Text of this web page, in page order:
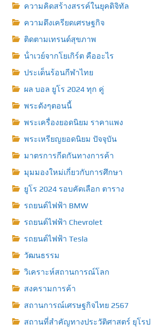
ความคิดสร้างสรรค์ในยุคดิจิทัล
ความตึงเครียดเศรษฐกิจ
ติดตามเทรนด์สุขภาพ
น้ําเวย์จากโยเกิร์ต คืออะไร
ประเด็นร้อนกีฬาไทย
ผล บอล ยูโร 2024 ทุก คู่
พระดังๆตอนนี้
พระเครื่องยอดนิยม ราคาแพง
พระเหรียญยอดนิยม ปัจจุบัน
มาตรการกีดกันทางการค้า
มุมมองใหม่เกี่ยวกับการศึกษา
ยูโร 2024 รอบคัดเลือก ตาราง
รถยนต์ไฟฟ้า BMW
รถยนต์ไฟฟ้า Chevrolet
รถยนต์ไฟฟ้า Tesla
วัฒนธรรม
วิเคราะห์สถานการณ์โลก
สงครามการค้า
สถานการณ์เศรษฐกิจไทย 2567
สถานที่สําคัญทางประวัติศาสตร์ ยุโรป